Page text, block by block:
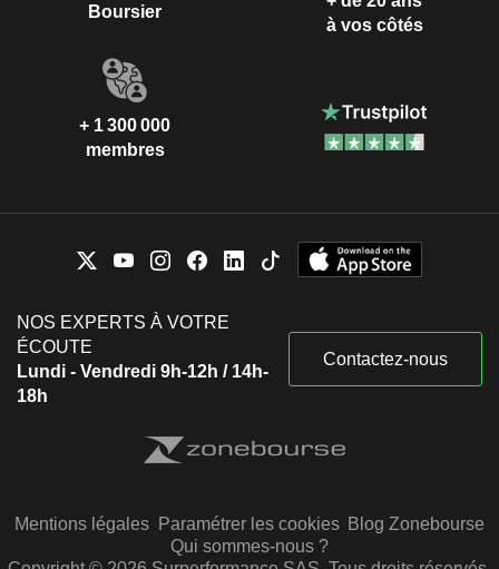
Boursier
à vos côtés
+ 1 300 000
membres
NOS EXPERTS À VOTRE
ÉCOUTE
Lundi - Vendredi 9h-12h / 14h-
18h
Contactez-nous
Mentions légales Paramétrer les cookies Blog Zonebourse
Qui sommes-nous ?